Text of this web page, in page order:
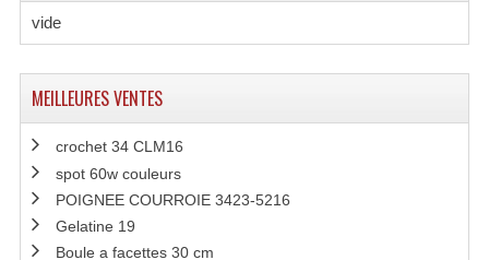
Angle AG20 Structure Contest
Angle AG29 Structure Contest
vide
MEILLEURES VENTES
crochet 34 CLM16
spot 60w couleurs
POIGNEE COURROIE 3423-5216
Gelatine 19
Boule a facettes 30 cm